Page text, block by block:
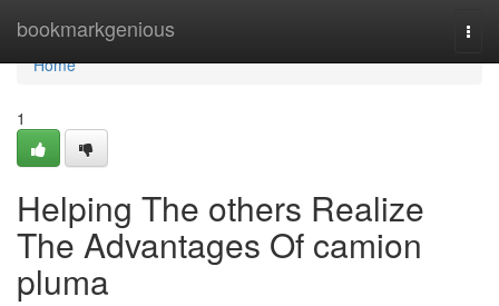
bookmarkgenious
Home
Home
1
Helping The others Realize
The Advantages Of camion
pluma